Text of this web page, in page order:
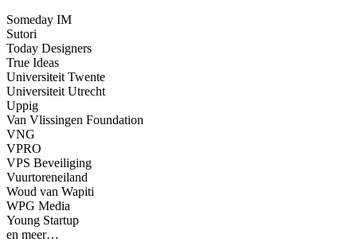
Someday IM
Sutori
Today Designers
True Ideas
Universiteit Twente
Universiteit Utrecht
Uppig
Van Vlissingen Foundation
VNG
VPRO
VPS Beveiliging
Vuurtoreneiland
Woud van Wapiti
WPG Media
Young Startup
en meer…